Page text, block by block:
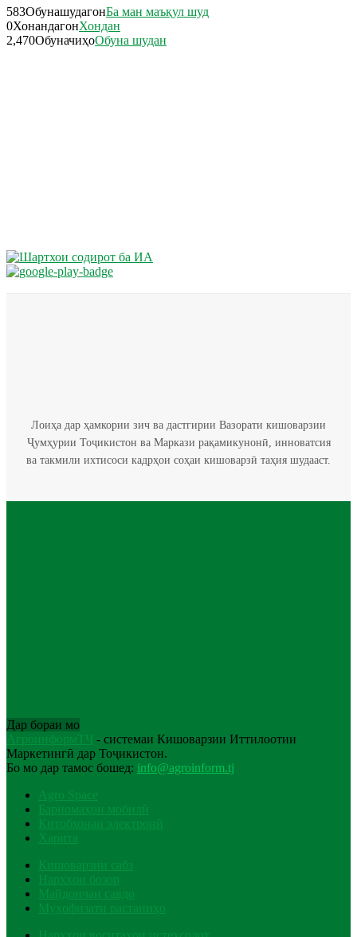
583ОбунашудагонБа ман маъқул шуд
0ХонандагонХондан
2,470ОбуначиҳоОбуна шудан
Лоиҳа дар ҳамкории зич ва дастгирии Вазорати кишоварзии
Ҷумҳурии Тоҷикистон ва Маркази рақамикунонӣ, инноватсия
ва такмили ихтисоси кадрҳои соҳаи кишоварзӣ таҳия шудааст.
Дар бораи мо
АгроинформТҶ - системаи Кишоварзии Иттилоотии
Маркетингӣ дар Тоҷикистон.
Бо мо дар тамос бошед: info@agroinform.tj
Agro Space
Барномаҳои мобилӣ
Китобхонаи электронӣ
Харита
Кишоварзии сабз
Нархҳои бозор
Майдончаи савдо
Муҳофизати растаниҳо